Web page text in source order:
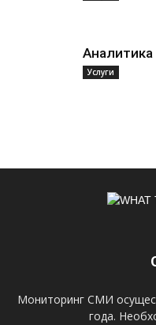
Аналитика
Услуги
Мониторинг СМИ
года.